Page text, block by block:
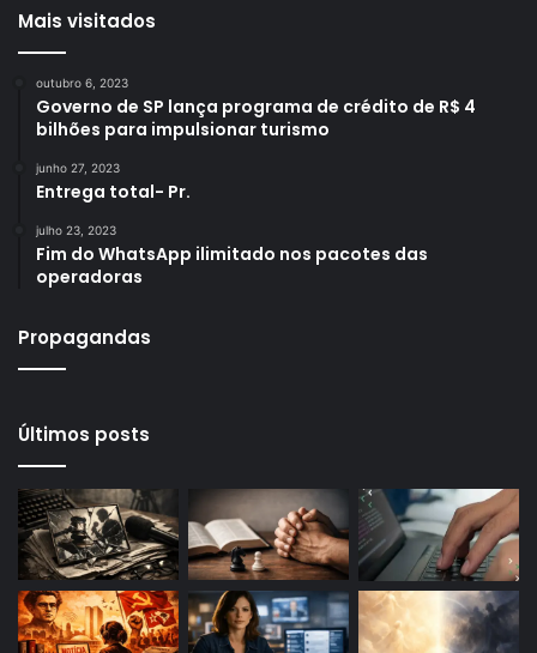
Mais visitados
outubro 6, 2023
Governo de SP lança programa de crédito de R$ 4
bilhões para impulsionar turismo
junho 27, 2023
Entrega total- Pr.
julho 23, 2023
Fim do WhatsApp ilimitado nos pacotes das
operadoras
Propagandas
Últimos posts